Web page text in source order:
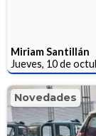
Miriam Santillán
Jueves, 10 de
Novedades